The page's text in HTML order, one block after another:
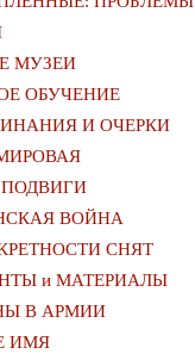
МУЗЕИ
ОБУЧЕНИЕ
И ОЧЕРКИ
ВОЙНА
СНЯТ
и МАТЕРИАЛЫ
В АРМИИ
ИМЯ